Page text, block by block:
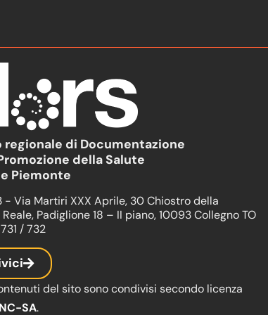
regionale di Documentazione
della Salute
Piemonte
- Via Martiri XXX Aprile, 30 Chiostro della
Padiglione 18 – II piano, 10093 Collegno TO
/ 732
del sito sono condivisi secondo licenza
SA.